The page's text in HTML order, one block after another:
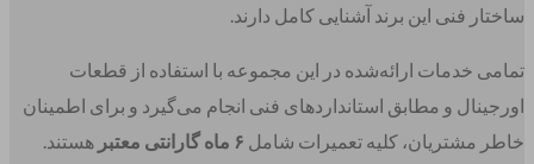
ساختار فنی این برند آشنایی کامل دارند.
تمامی خدمات ارائه‌شده در این مجموعه با استفاده از قطعات
اورجینال و مطابق استانداردهای فنی انجام می‌گیرد و برای اطمینان
خاطر مشتریان، کلیه تعمیرات شامل ۶ ماه گارانتی معتبر
هستند.